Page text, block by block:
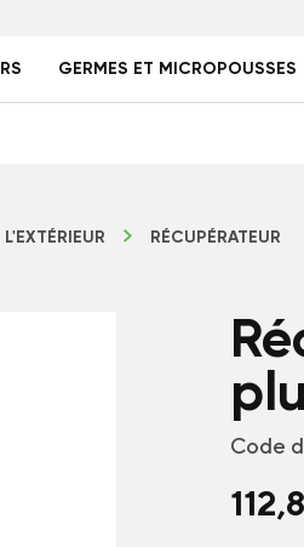
GERMES ET MICROPOUSSES
RÉCUPÉRATEUR
Code